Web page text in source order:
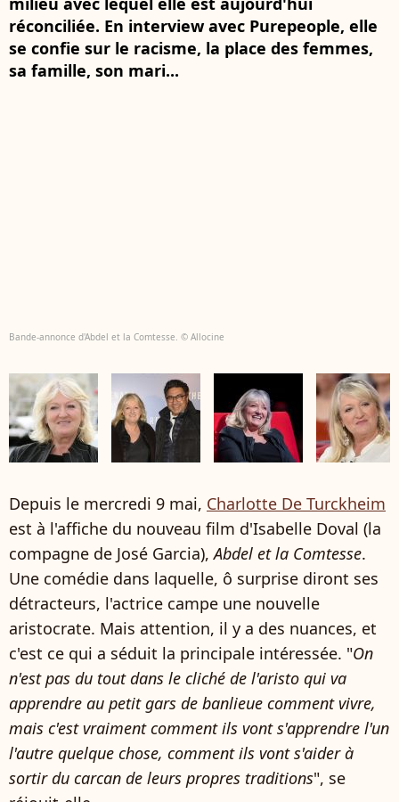
réconciliée. En interview avec Purepeople, elle
se confie sur le racisme, la place des femmes,
sa famille, son mari...
Bande-annonce d'Abdel et la Comtesse. © Allocine
Depuis le mercredi 9 mai, Charlotte De Turckheim
est à l'affiche du nouveau film d'Isabelle Doval (la
compagne de José Garcia),Abdel et la Comtesse.
Une comédie dans laquelle, ô surprise diront ses
détracteurs, l'actrice campe une nouvelle
aristocrate. Mais attention, il y a des nuances, et
c'est ce qui a séduit la principale intéressée. "On
n'est pas du tout dans le cliché de l'aristo qui va
apprendre au petit gars de banlieue comment vivre,
mais c'est vraiment comment ils vont s'apprendre l'un
l'autre quelque chose, comment ils vont s'aider à
sortir du carcan de leurs propres traditions", se